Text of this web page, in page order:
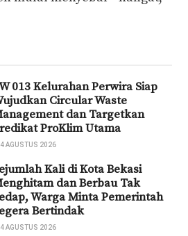
013 Kelurahan Perwira Siap
Circular Waste
dan Targetkan
ProKlim Utama
4 AGUSTUS 2026
Kali di Kota Bekasi
dan Berbau Tak
Warga Minta Pemerintah
Bertindak
4 AGUSTUS 2026